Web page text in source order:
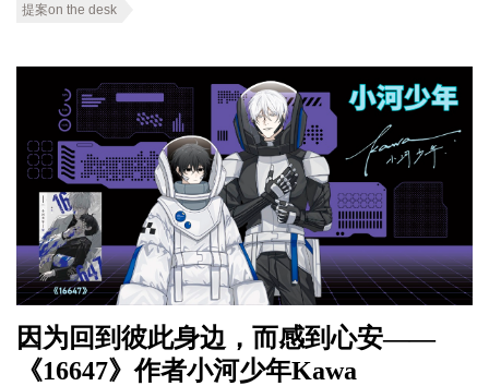
提案on the desk
因为回到彼此身边，而感到心安——
《16647》作者小河少年Kawa